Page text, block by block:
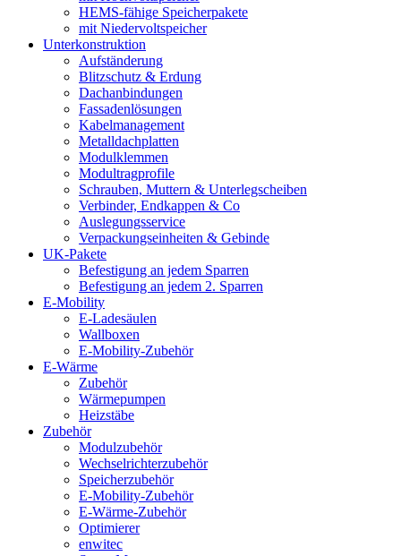
HEMS-fähige Speicherpakete
mit Niedervoltspeicher
Unterkonstruktion
Aufständerung
Blitzschutz & Erdung
Dachanbindungen
Fassadenlösungen
Kabelmanagement
Metalldachplatten
Modulklemmen
Modultragprofile
Schrauben, Muttern & Unterlegscheiben
Verbinder, Endkappen & Co
Auslegungsservice
Verpackungseinheiten & Gebinde
UK-Pakete
Befestigung an jedem Sparren
Befestigung an jedem 2. Sparren
E-Mobility
E-Ladesäulen
Wallboxen
E-Mobility-Zubehör
E-Wärme
Zubehör
Wärmepumpen
Heizstäbe
Zubehör
Modulzubehör
Wechselrichterzubehör
Speicherzubehör
E-Mobility-Zubehör
E-Wärme-Zubehör
Optimierer
enwitec